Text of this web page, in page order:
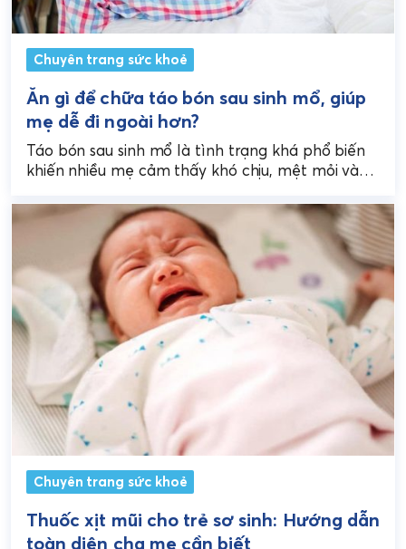
Chuyên trang sức khoẻ
Ăn gì để chữa táo bón sau sinh mổ, giúp
mẹ dễ đi ngoài hơn?
Táo bón sau sinh mổ là tình trạng khá phổ biến
khiến nhiều mẹ cảm thấy khó chịu, mệt mỏi và
Chuyên trang sức khoẻ
Thuốc xịt mũi cho trẻ sơ sinh: Hướng dẫn
toàn diện cha mẹ cần biết